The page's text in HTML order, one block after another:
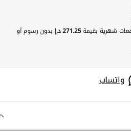
271.25 د.إ بدون رسوم أو
واتساب